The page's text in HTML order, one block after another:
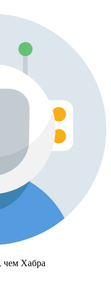
чем Хабра